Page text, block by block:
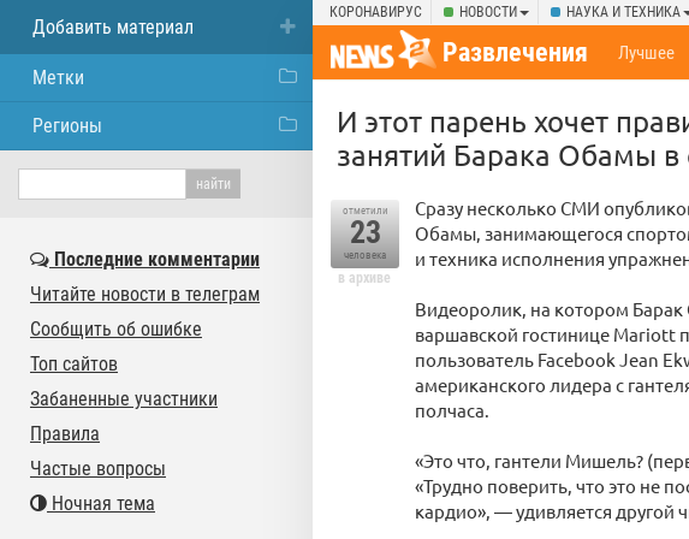
КОРОНАВИРУС НОВОСТИ НАУКА И ТЕХНИКА
Развлечения Лучшее
И этот парень хочет
занятий Барака Обамы в
отметили
23
человека
в архиве
Сразу несколько СМИ
Обамы, занимающегося
и техника исполнения
Видеоролик, на котором
варшавской гостинице Mariott
пользователь Facebook Jean
американского лидера с
полчаса.
«Это что, гантели Мишель?
«Трудно поверить, что это не
кардио», — удивляется другой
Добавить материал
Метки
Регионы
Последние комментарии
Читайте новости в телеграм
Сообщить об ошибке
Топ сайтов
Забаненные участники
Правила
Частые вопросы
Ночная тема